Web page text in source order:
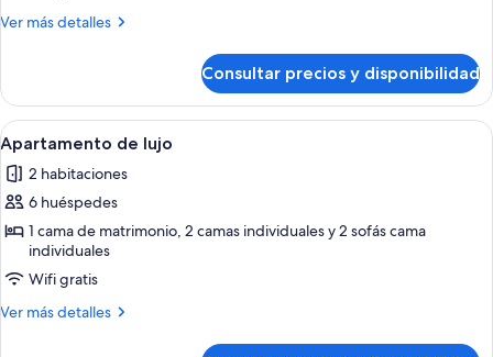
Ver más detalles
Más
Confort
Consultar precios y disponibilidad
Abrir
todas
las
fotos
de
Apartamento
de
lujo
Una sala de estar moderna con un
2
Apartamento de lujo
2 habitaciones
6 huéspedes
1 cama de matrimonio, 2 camas individuales y 2 sofás cama
individuales
Wifi gratis
Ver más detalles
Más